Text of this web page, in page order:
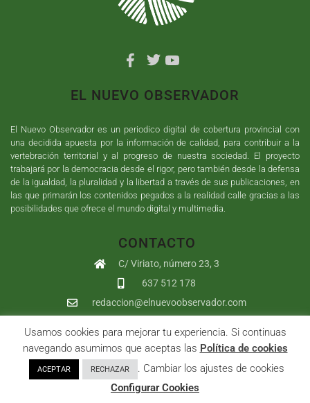
EL NUEVO OBSERVADOR
El Nuevo Observador es un periodico digital de cobertura provincial con
una decidida apuesta por la información de calidad, para contribuir a la
vertebración territorial y al progreso de nuestra sociedad. El proyecto
trabajará por la democracia desde el rigor, pero también desde la defensa
de la igualdad, la pluralidad y la libertad a través de sus publicaciones, en
las que primarán los contenidos pegados a la realidad calle gracias a las
posibilidades que ofrece el mundo digital y multimedia.
CONTACTO
C/ Viriato, número 23, 3
637 512 178
redaccion@elnuevoobservador.com
Copyright ©2026 El Nuevo Observador | Sumurdigital Diseño web
yDesarrollo| All Rights Reserved |
Privacidad|Política de cookies|User
Usamos cookies para mejorar tu experiencia. Si continuas
navegando asumimos que aceptas las Política de cookies
ACEPTAR RECHAZAR
. Cambiar los ajustes de cookies
Configurar Cookies